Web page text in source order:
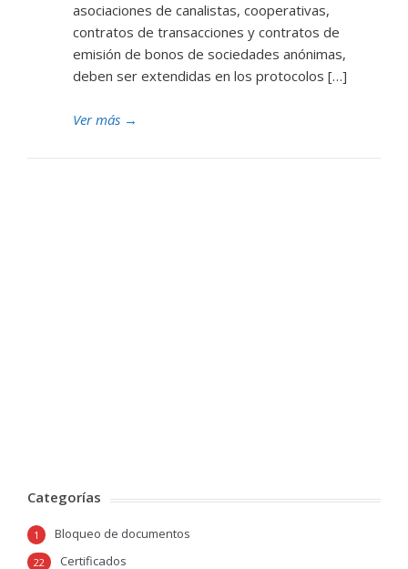
asociaciones de canalistas, cooperativas,
contratos de transacciones y contratos de
emisión de bonos de sociedades anónimas,
deben ser extendidas en los protocolos […]
Ver más →
Categorías
Bloqueo de documentos
1
Certificados
22